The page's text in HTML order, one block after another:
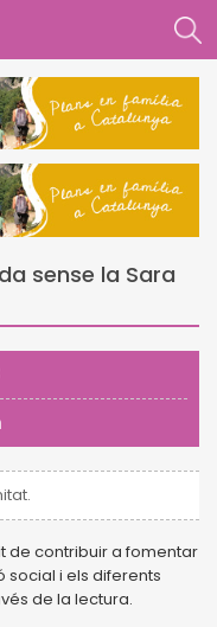
sense la Sara
de contribuir a fomentar
social i els diferents
de la lectura.